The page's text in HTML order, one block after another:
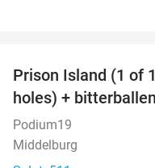
Prison Island (1 of
holes) +
Podium19
Middelburg